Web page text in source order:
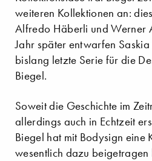
weiteren Kollektionen an:
Alfredo Häberli und Werner
Jahr später entwarfen
bislang letzte Serie für die
Biegel.
Soweit die Geschichte im
allerdings auch in Echtzeit
Biegel hat mit Bodysign eine
wesentlich dazu beigetragen